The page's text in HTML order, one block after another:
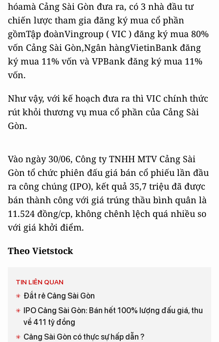
hóamà Cảng Sài Gòn đưa ra, có 3 nhà đầu tư
chiến lược tham gia đăng ký mua cổ phần
gồmTập đoànVingroup ( VIC ) đăng ký mua 80%
vốn Cảng Sài Gòn,Ngân hàngVietinBank đăng
ký mua 11% vốn và VPBank đăng ký mua 11%
vốn.
Như vậy, với kế hoạch đưa ra thì VIC chính thức
rút khỏi thương vụ mua cổ phần của Cảng Sài
Gòn.
Vào ngày 30/06, Công ty TNHH MTV Cảng Sài
Gòn tổ chức phiên đấu giá bán cổ phiếu lần đầu
ra công chúng (IPO), kết quả 35,7 triệu đã được
bán thành công với giá trúng thầu bình quân là
11.524 đồng/cp, không chênh lệch quá nhiều so
với giá khởi điểm.
Theo Vietstock
TIN LIÊN QUAN
Đắt rẻ Cảng Sài Gòn
IPO Cảng Sài Gòn: Bán hết 100% lượng đấu giá, thu
về 411 tỷ đồng
Cảng Sài Gòn có thực sự hấp dẫn ?